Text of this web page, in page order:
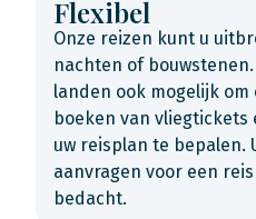
Flexibel
Onze reizen kunt u
nachten of
landen ook mogelijk
boeken van
uw reisplan te bepalen.
aanvragen voor een
bedacht.